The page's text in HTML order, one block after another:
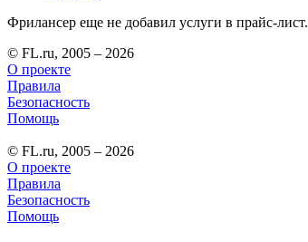
Фрилансер еще не добавил услуги в прайс-лист.
© FL.ru, 2005 – 2026
О проекте
Правила
Безопасность
Помощь
© FL.ru, 2005 – 2026
О проекте
Правила
Безопасность
Помощь